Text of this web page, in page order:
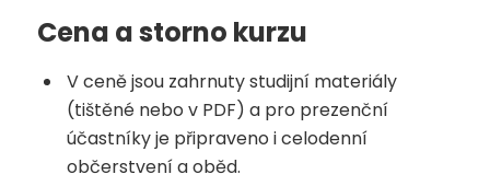
Cena a storno kurzu
V ceně jsou zahrnuty studijní materiály
(tištěné nebo v PDF) a pro prezenční
účastníky je připraveno i celodenní
občerstvení a oběd.